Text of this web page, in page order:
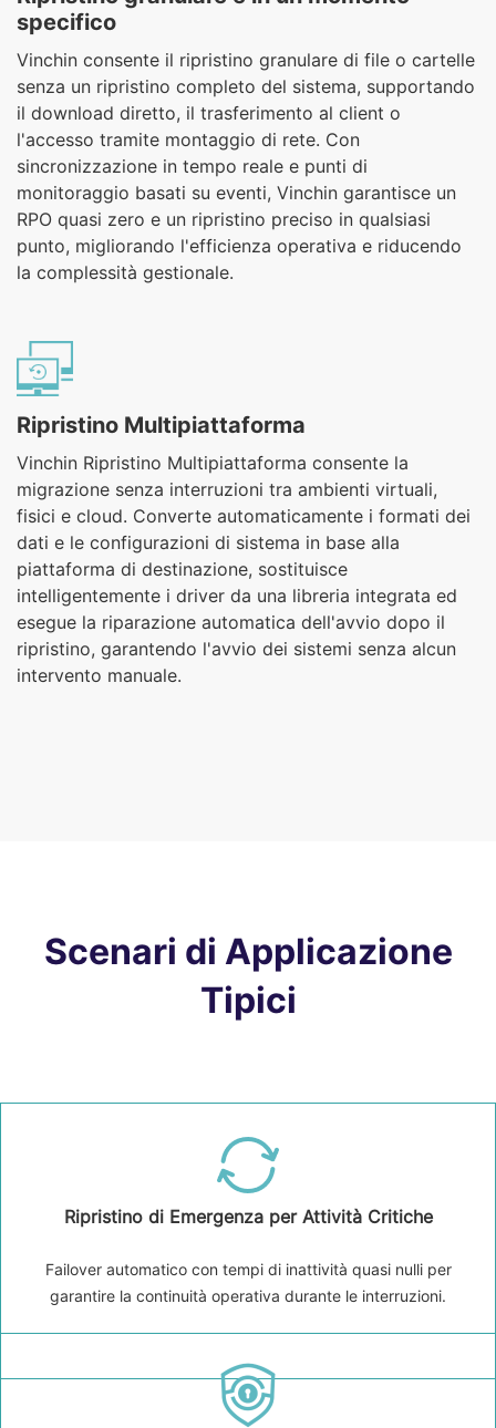
specifico
Vinchin consente il ripristino granulare di file o cartelle
senza un ripristino completo del sistema, supportando
il download diretto, il trasferimento al client o
l'accesso tramite montaggio di rete. Con
sincronizzazione in tempo reale e punti di
monitoraggio basati su eventi, Vinchin garantisce un
RPO quasi zero e un ripristino preciso in qualsiasi
punto, migliorando l'efficienza operativa e riducendo
la complessità gestionale.
Ripristino Multipiattaforma
Vinchin Ripristino Multipiattaforma consente la
migrazione senza interruzioni tra ambienti virtuali,
fisici e cloud. Converte automaticamente i formati dei
dati e le configurazioni di sistema in base alla
piattaforma di destinazione, sostituisce
intelligentemente i driver da una libreria integrata ed
esegue la riparazione automatica dell'avvio dopo il
ripristino, garantendo l'avvio dei sistemi senza alcun
intervento manuale.
Scenari di Applicazione
Tipici
Ripristino di Emergenza per Attività Critiche
Failover automatico con tempi di inattività quasi nulli per
garantire la continuità operativa durante le interruzioni.